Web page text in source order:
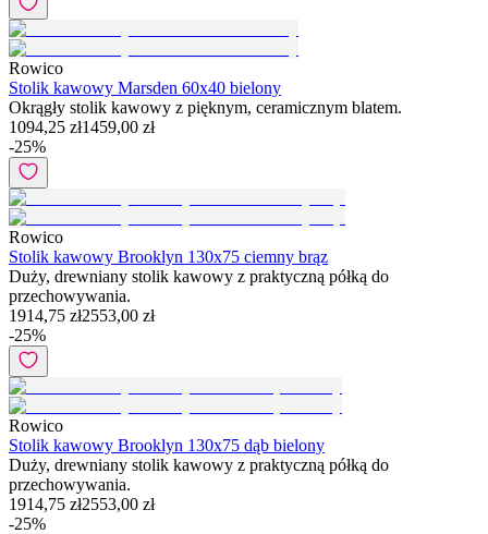
Rowico
Stolik kawowy Marsden 60x40 bielony
Okrągły stolik kawowy z pięknym, ceramicznym blatem.
1094,25 zł1459,00 zł
-25%
Rowico
Stolik kawowy Brooklyn 130x75 ciemny brąz
Duży, drewniany stolik kawowy z praktyczną półką do
przechowywania.
1914,75 zł2553,00 zł
-25%
Rowico
Stolik kawowy Brooklyn 130x75 dąb bielony
Duży, drewniany stolik kawowy z praktyczną półką do
przechowywania.
1914,75 zł2553,00 zł
-25%